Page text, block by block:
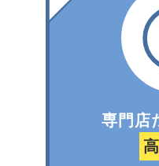
専門店